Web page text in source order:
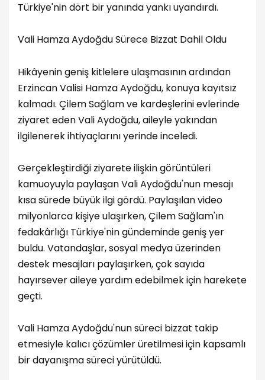
Türkiye'nin dört bir yanında yankı uyandırdı.
Vali Hamza Aydoğdu Sürece Bizzat Dahil Oldu
Hikâyenin geniş kitlelere ulaşmasının ardından
Erzincan Valisi Hamza Aydoğdu, konuya kayıtsız
kalmadı. Çilem Sağlam ve kardeşlerini evlerinde
ziyaret eden Vali Aydoğdu, aileyle yakından
ilgilenerek ihtiyaçlarını yerinde inceledi.
Gerçekleştirdiği ziyarete ilişkin görüntüleri
kamuoyuyla paylaşan Vali Aydoğdu'nun mesajı
kısa sürede büyük ilgi gördü. Paylaşılan video
milyonlarca kişiye ulaşırken, Çilem Sağlam'ın
fedakârlığı Türkiye'nin gündeminde geniş yer
buldu. Vatandaşlar, sosyal medya üzerinden
destek mesajları paylaşırken, çok sayıda
hayırsever aileye yardım edebilmek için harekete
geçti.
Vali Hamza Aydoğdu'nun süreci bizzat takip
etmesiyle kalıcı çözümler üretilmesi için kapsamlı
bir dayanışma süreci yürütüldü.